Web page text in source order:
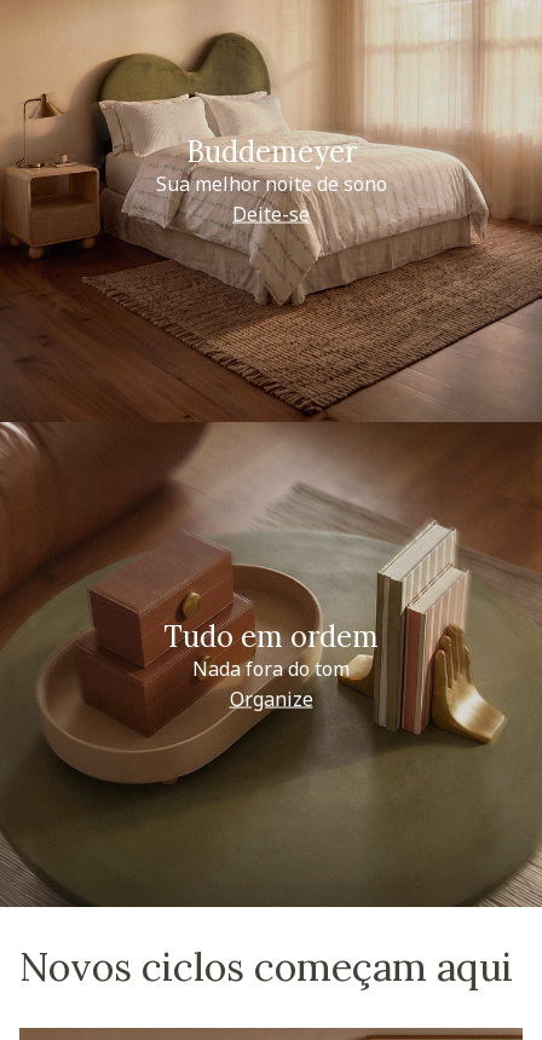
Buddemeyer
Sua melhor noite de sono
Deite-se
Tudo em ordem
Nada fora do tom
Organize
Novos ciclos começam aqui